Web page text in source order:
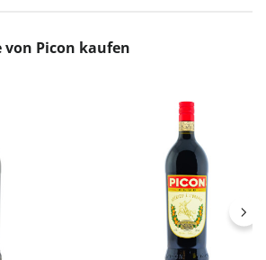
Picon kaufen